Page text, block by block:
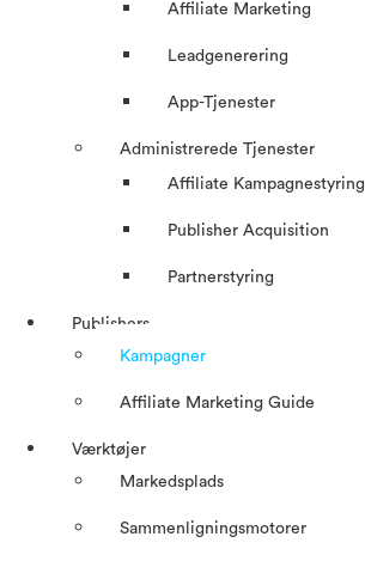
Affiliate Marketing
Leadgenerering
App-Tjenester
Administrerede Tjenester
Affiliate Kampagnestyring
Publisher Acquisition
Partnerstyring
Publishers
Kampagner
Affiliate Marketing Guide
Værktøjer
Markedsplads
Sammenligningsmotorer